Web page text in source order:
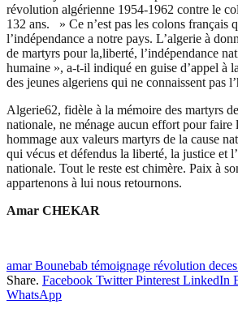
révolution algérienne 1954-1962 contre le
132 ans. » Ce n’est pas les colons français
l’indépendance a notre pays. L’algerie à
de martyrs pour la,liberté, l’indépendance
humaine », a-t-il indiqué en guise d’appel à
des jeunes algeriens qui ne connaissent pas
Algerie62, fidèle à la mémoire des martyrs
nationale, ne ménage aucun effort pour faire
hommage aux valeurs martyrs de la cause
qui vécus et défendus la liberté, la justice et
nationale. Tout le reste est chimère. Paix à
appartenons à lui nous retournons.
Amar CHEKAR
amar Bounebab témoignage révolution
Share. Facebook Twitter Pinterest LinkedIn
WhatsApp